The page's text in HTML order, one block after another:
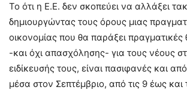
Το ότι η Ε.Ε. δεν σκοπεύει να αλλάξει
δημιουργώντας τους όρους μιας
οικονομίας που θα παράξει πραγματικές
-και όχι απασχόλησης- για τους νέους
ειδίκευσής τους, είναι πασιφανές και
μέσα στον Σεπτέμβριο, από τις 9 έως και